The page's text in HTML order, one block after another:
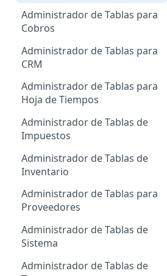
Administrador de Tablas para
Cobros
Administrador de Tablas para
CRM
Administrador de Tablas para
Hoja de Tiempos
Administrador de Tablas de
Impuestos
Administrador de Tablas de
Inventario
Administrador de Tablas para
Proveedores
Administrador de Tablas de
Sistema
Administrador de Tablas de